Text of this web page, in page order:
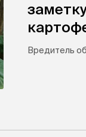
Вредитель